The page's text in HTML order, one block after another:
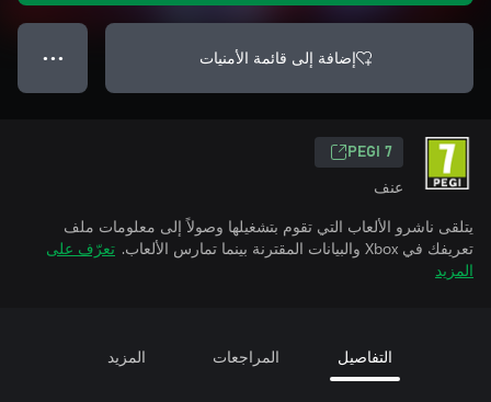
إضافة إلى قائمة الأمنيات ● ● ●
PEGI 7
عنف
يتلقى ناشرو الألعاب التي تقوم بتشغيلها وصولاً إلى معلومات ملف
تعريفك في Xbox والبيانات المقترنة بينما تمارس الألعاب.
تعرّف على
المزيد
التفاصيل المراجعات المزيد